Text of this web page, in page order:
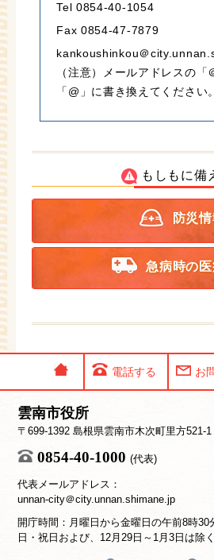
Tel 0854-40-1054
Fax 0854-47-7879
kankoushinkou＠
（注意）メールアドレスの「
「@」に書き換えてください。
もしもに備
防災
急病時の医
電話する お
雲南市役所
〒699-1392 島根県雲南市木次町里方521-1
0854-40-1000 (代表)
代表メールアドレス：
unnan-city＠city.unnan.shimane.jp
開庁時間：月曜日から金曜日の午前8時30
日・祝日および、12月29日～1月3日は除く